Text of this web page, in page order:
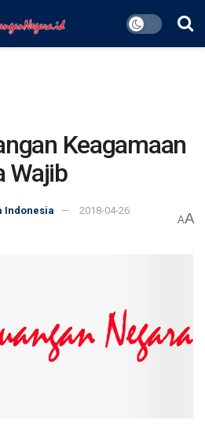
Keagamaan
Wajib
Indonesia
2018-04-26
AA